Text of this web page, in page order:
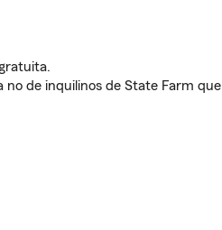
no de inquilinos de State Farm que